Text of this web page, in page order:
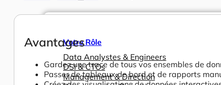
Votre Rôle
Data Analystes & Engineers
DSI & CTOs
Management & Direction
Avantages
Gardez une trace de tous vos ensembles de
Passer de tableaux de bord et de rapports